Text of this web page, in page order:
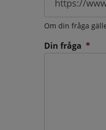
Om din fråga
Din fråga *